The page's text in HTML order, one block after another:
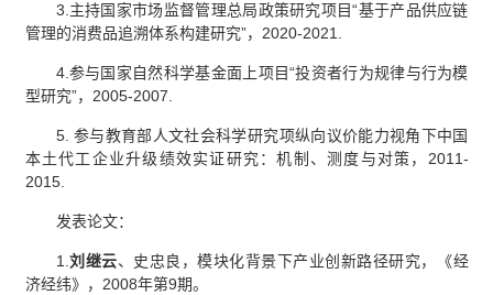
3.主持国家市场监督管理总局政策研究项目“基于产品供应链
管理的消费品追溯体系构建研究”，2020-2021.
4.参与国家自然科学基金面上项目“投资者行为规律与行为模
型研究”，2005-2007.
5. 参与教育部人文社会科学研究项纵向议价能力视角下中国
本土代工企业升级绩效实证研究：机制、测度与对策，2011-
2015.
发表论文：
1.刘继云、史忠良，模块化背景下产业创新路径研究，《经
济经纬》，2008年第9期。